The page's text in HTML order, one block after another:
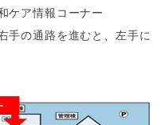
ア情報コーナー
手の通路を進むと、左手に